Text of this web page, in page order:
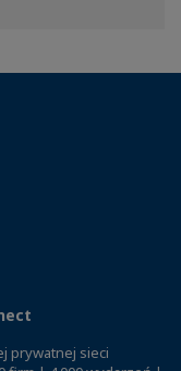
prywatnej sieci